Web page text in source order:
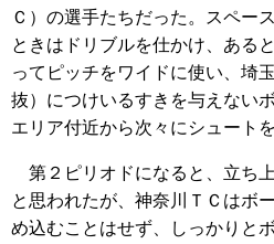
Ｃ）の選手たちだった。スペー
ときはドリブルを仕かけ、ある
ってピッチをワイドに使い、埼
抜）につけいるすきを与えない
エリア付近から次々にシュートを
第２ピリオドになると、立ち
と思われたが、神奈川ＴＣはボ
め込むことはせず、しっかりと